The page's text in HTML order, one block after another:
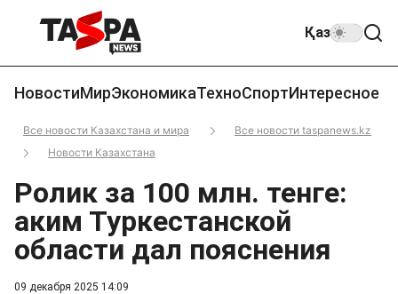
Қаз
НовостиМирЭкономикаТехноСпортИнтересное
Все новости Казахстана и мира
Все новости taspanews.kz
Новости Казахстана
09 декабря 2025 14:09
Ролик за 100 млн. тенге:
аким Туркестанской
области дал пояснения